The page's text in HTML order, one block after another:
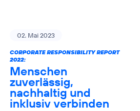
02. Mai 2023
CORPORATE RESPONSIBILITY REPORT
2022:
Menschen
zuverlässig,
nachhaltig und
inklusiv verbinden